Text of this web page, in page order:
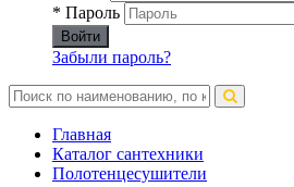
* Пароль
Войти
Забыли пароль?
Главная
Каталог сантехники
Полотенцесушители